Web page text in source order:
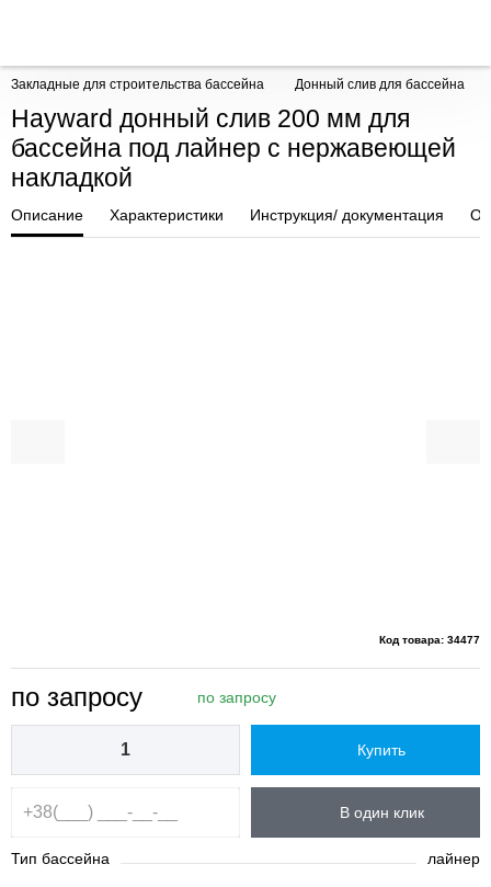
Закладные для строительства бассейна Донный слив для бассейна
Hayward донный слив 200 мм для
бассейна под лайнер с нержавеющей
накладкой
Описание Характеристики Инструкция/ документация
Код товара: 34477
по запросу по запросу
Купить
В один клик
Тип бассейна лайнер